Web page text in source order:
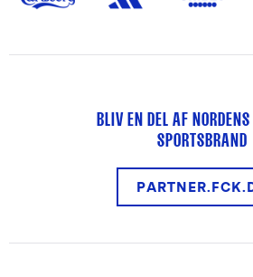
BLIV EN DEL AF
SPORTSBRAND